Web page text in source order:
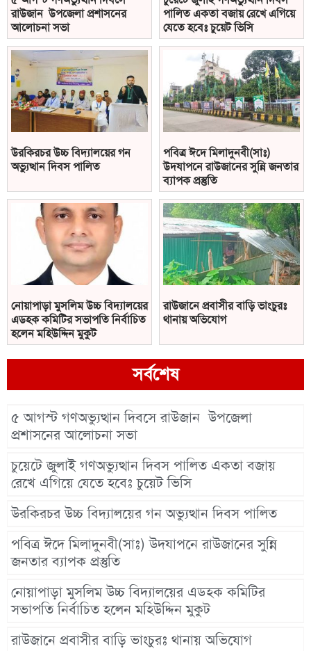
রাউজান উপজেলা প্রশাসনের
আলোচনা সভা
পালিত একতা বজায় রেখে এগিয়ে
যেতে হবেঃ চুয়েট ভিসি
উরকিরচর উচ্চ বিদ্যালয়ের গন
অভ্যুত্থান দিবস পালিত
পবিত্র ঈদে মিলাদুনবী(সাঃ)
উদযাপনে রাউজানের সুন্নি জনতার
ব্যাপক প্রস্তুতি
নোয়াপাড়া মুসলিম উচ্চ বিদ্যালয়ের
এডহক কমিটির সভাপতি নির্বাচিত
হলেন মহিউদ্দিন মুকুট
রাউজানে প্রবাসীর বাড়ি ভাংচুরঃ
থানায় অভিযোগ
সর্বশেষ
৫ আগস্ট গণঅভ্যুত্থান দিবসে রাউজান উপজেলা
প্রশাসনের আলোচনা সভা
চুয়েটে জুলাই গণঅভ্যুত্থান দিবস পালিত একতা বজায়
রেখে এগিয়ে যেতে হবেঃ চুয়েট ভিসি
উরকিরচর উচ্চ বিদ্যালয়ের গন অভ্যুত্থান দিবস পালিত
পবিত্র ঈদে মিলাদুনবী(সাঃ) উদযাপনে রাউজানের সুন্নি
জনতার ব্যাপক প্রস্তুতি
নোয়াপাড়া মুসলিম উচ্চ বিদ্যালয়ের এডহক কমিটির
সভাপতি নির্বাচিত হলেন মহিউদ্দিন মুকুট
রাউজানে প্রবাসীর বাড়ি ভাংচুরঃ থানায় অভিযোগ